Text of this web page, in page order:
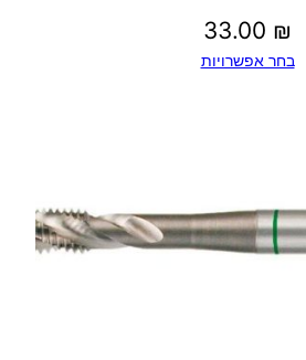
33.00 ₪
בחר אפשרויות